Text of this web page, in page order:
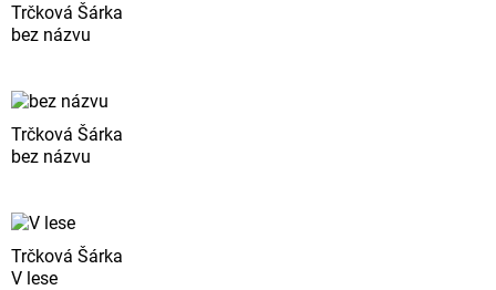
Trčková Šárka
bez názvu
Trčková Šárka
bez názvu
Trčková Šárka
V lese